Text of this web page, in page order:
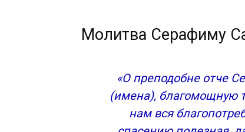
Молитва Серафиму
«О преподобне отче
(имена), благомощную
нам вся